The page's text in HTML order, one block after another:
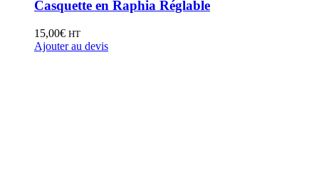
Casquette en Raphia Réglable
15,00€ HT
Ajouter au devis